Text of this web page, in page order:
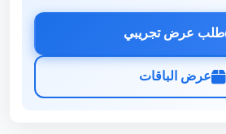
طلب عرض تجريبي
عرض الباقات